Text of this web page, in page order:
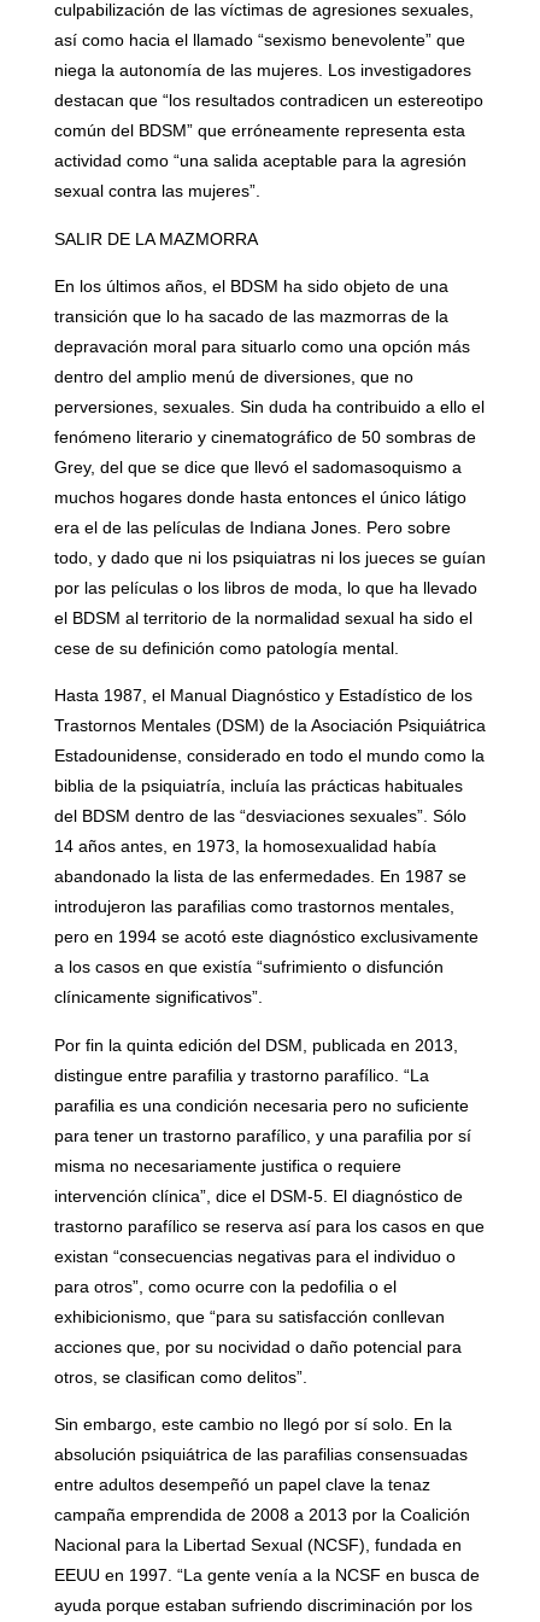
culpabilización de las víctimas de agresiones sexuales,
así como hacia el llamado “sexismo benevolente” que
niega la autonomía de las mujeres. Los investigadores
destacan que “los resultados contradicen un estereotipo
común del BDSM” que erróneamente representa esta
actividad como “una salida aceptable para la agresión
sexual contra las mujeres”.
SALIR DE LA MAZMORRA
En los últimos años, el BDSM ha sido objeto de una
transición que lo ha sacado de las mazmorras de la
depravación moral para situarlo como una opción más
dentro del amplio menú de diversiones, que no
perversiones, sexuales. Sin duda ha contribuido a ello el
fenómeno literario y cinematográfico de 50 sombras de
Grey, del que se dice que llevó el sadomasoquismo a
muchos hogares donde hasta entonces el único látigo
era el de las películas de Indiana Jones. Pero sobre
todo, y dado que ni los psiquiatras ni los jueces se guían
por las películas o los libros de moda, lo que ha llevado
el BDSM al territorio de la normalidad sexual ha sido el
cese de su definición como patología mental.
Hasta 1987, el Manual Diagnóstico y Estadístico de los
Trastornos Mentales (DSM) de la Asociación Psiquiátrica
Estadounidense, considerado en todo el mundo como la
biblia de la psiquiatría, incluía las prácticas habituales
del BDSM dentro de las “desviaciones sexuales”. Sólo
14 años antes, en 1973, la homosexualidad había
abandonado la lista de las enfermedades. En 1987 se
introdujeron las parafilias como trastornos mentales,
pero en 1994 se acotó este diagnóstico exclusivamente
a los casos en que existía “sufrimiento o disfunción
clínicamente significativos”.
Por fin la quinta edición del DSM, publicada en 2013,
distingue entre parafilia y trastorno parafílico. “La
parafilia es una condición necesaria pero no suficiente
para tener un trastorno parafílico, y una parafilia por sí
misma no necesariamente justifica o requiere
intervención clínica”, dice el DSM-5. El diagnóstico de
trastorno parafílico se reserva así para los casos en que
existan “consecuencias negativas para el individuo o
para otros”, como ocurre con la pedofilia o el
exhibicionismo, que “para su satisfacción conllevan
acciones que, por su nocividad o daño potencial para
otros, se clasifican como delitos”.
Sin embargo, este cambio no llegó por sí solo. En la
absolución psiquiátrica de las parafilias consensuadas
entre adultos desempeñó un papel clave la tenaz
campaña emprendida de 2008 a 2013 por la Coalición
Nacional para la Libertad Sexual (NCSF), fundada en
EEUU en 1997. “La gente venía a la NCSF en busca de
ayuda porque estaban sufriendo discriminación por los